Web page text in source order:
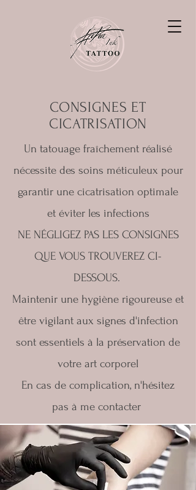
CONSIGNES ET
CICATRISATION
Un tatouage fraîchement réalisé
nécessite des soins méticuleux pour
garantir une cicatrisation optimale
et éviter les infections
NE NÉGLIGEZ PAS LES CONSIGNES
QUE VOUS TROUVEREZ CI-
DESSOUS.
Maintenir une hygiène rigoureuse et
être vigilant aux signes d'infection
sont essentiels à la préservation de
votre art corporel
En cas de complication, n'hésitez
pas à me contacter